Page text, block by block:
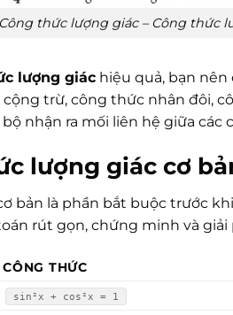
Công thức lượng giác – Công thức
lượng giác hiệu quả, bạn
trừ, công thức nhân đôi,
nhận ra mối liên hệ giữa các
lượng giác cơ
bản là phần bắt buộc trước
rút gọn, chứng minh và
CÔNG THỨC
sin²x + cos²x = 1